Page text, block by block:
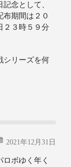
念として、
布期間は２０
２３時５９分
シリーズを何
2021年12月31日
ボゆく年く